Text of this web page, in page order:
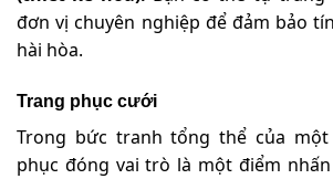
đơn vị chuyên nghiệp để đảm bảo
hài hòa.
Trang phục cưới
Trong bức tranh tổng thể của
phục đóng vai trò là một điểm